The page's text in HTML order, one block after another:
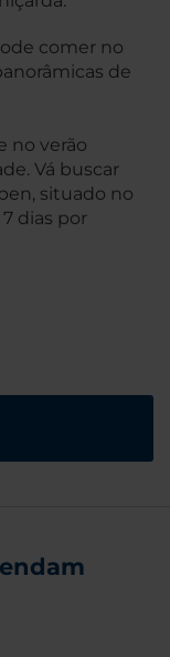
comer no
de
no verão
Vá buscar
situado no
dias por